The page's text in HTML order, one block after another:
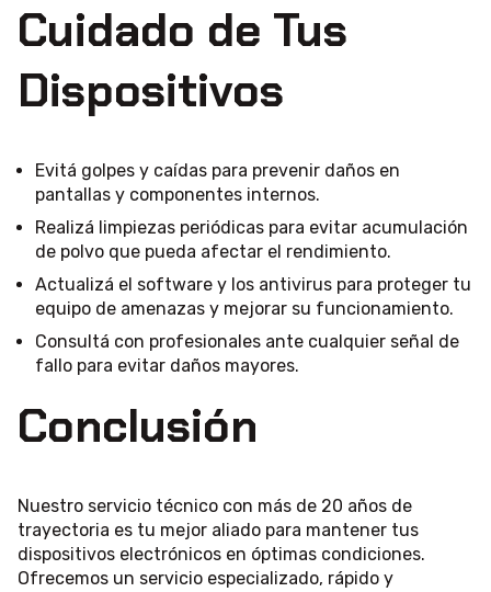
Cuidado de Tus
Dispositivos
Evitá golpes y caídas para prevenir daños en
pantallas y componentes internos.
Realizá limpiezas periódicas para evitar acumulación
de polvo que pueda afectar el rendimiento.
Actualizá el software y los antivirus para proteger tu
equipo de amenazas y mejorar su funcionamiento.
Consultá con profesionales ante cualquier señal de
fallo para evitar daños mayores.
Conclusión
Nuestro servicio técnico con más de 20 años de
trayectoria es tu mejor aliado para mantener tus
dispositivos electrónicos en óptimas condiciones.
Ofrecemos un servicio especializado, rápido y